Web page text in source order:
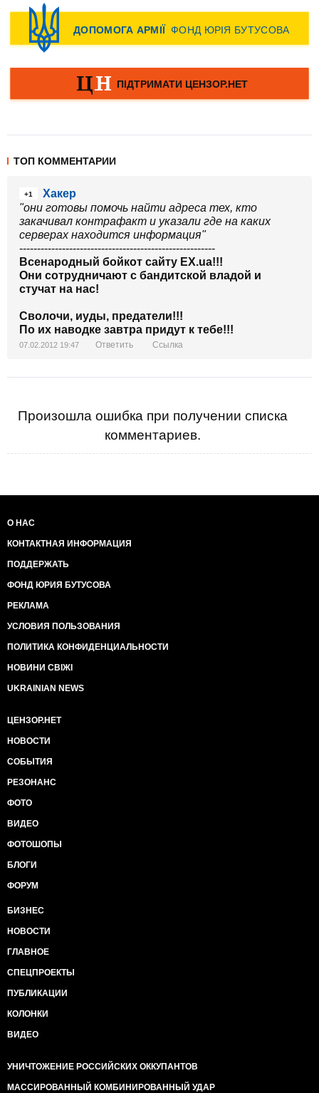
ТОП КОММЕНТАРИИ
+1
Хакер
"они готовы помочь найти адреса тех, кто
закачивал контрафакт и указали где на каких
серверах находится информация"
-------------------------------------------------------
Всенародный бойкот сайту EX.ua!!!
Они сотрудничают с бандитской владой и
стучат на нас!
Сволочи, иуды, предатели!!!
По их наводке завтра придут к тебе!!!
07.02.2012 19:47 Ответить Ссылка
Произошла ошибка при получении списка
комментариев.
О НАС
КОНТАКТНАЯ ИНФОРМАЦИЯ
ПОДДЕРЖАТЬ
ФОНД ЮРИЯ БУТУСОВА
РЕКЛАМА
УСЛОВИЯ ПОЛЬЗОВАНИЯ
ПОЛИТИКА КОНФИДЕНЦИАЛЬНОСТИ
НОВИНИ СВІЖІ
UKRAINIAN NEWS
ЦЕНЗОР.НЕТ
НОВОСТИ
СОБЫТИЯ
РЕЗОНАНС
ФОТО
ВИДЕО
ФОТОШОПЫ
БЛОГИ
ФОРУМ
БИЗНЕС
НОВОСТИ
ГЛАВНОЕ
СПЕЦПРОЕКТЫ
ПУБЛИКАЦИИ
КОЛОНКИ
ВИДЕО
УНИЧТОЖЕНИЕ РОССИЙСКИХ ОККУПАНТОВ
МАССИРОВАННЫЙ КОМБИНИРОВАННЫЙ УДАР